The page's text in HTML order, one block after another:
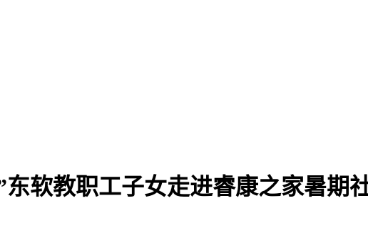
软教职工子女走进睿康之家暑期